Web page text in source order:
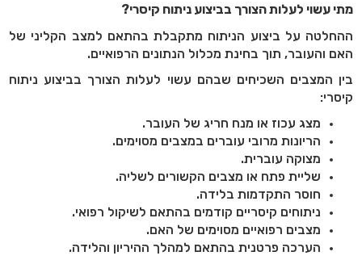
מתי עשוי לעלות הצורך בביצוע ניתוח קיסרי?
ההחלטה על ביצוע הניתוח מתקבלת בהתאם למצב הקליני של
האם והעובר, תוך בחינת מכלול הנתונים הרפואיים.
בין המצבים השכיחים שבהם עשוי לעלות הצורך בביצוע ניתוח
קיסרי:
מצג עכוז או מנח חריג של העובר.
הריונות מרובי עוברים במצבים מסוימים.
מצוקה עוברית.
שליית פתח או מצבים הקשורים לשליה.
חוסר התקדמות בלידה.
ניתוחים קיסריים קודמים בהתאם לשיקול רפואי.
מצבים רפואיים מסוימים של האם.
הערכה פרטנית בהתאם למהלך ההיריון והלידה.